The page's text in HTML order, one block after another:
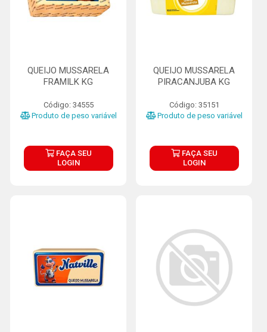
QUEIJO MUSSARELA
FRAMILK KG
Código: 34555
Produto de peso variável
FAÇA SEU
LOGIN
QUEIJO MUSSARELA
PIRACANJUBA KG
Código: 35151
Produto de peso variável
FAÇA SEU
LOGIN